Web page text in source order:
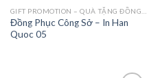
Add to
Wishlist
Đồng Phục Công Sở – In Han
Quoc 05